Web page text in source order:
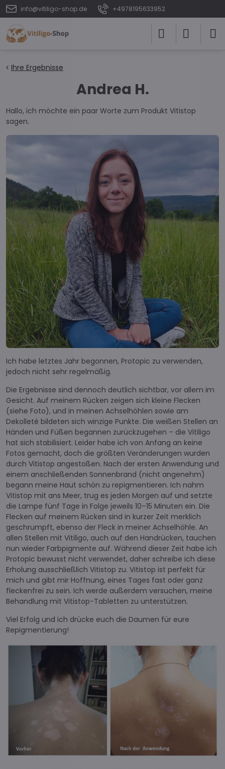
info@vitiligo-shop.de +4978195633952
Ihre Ergebnisse
Andrea H.
Hallo, ich möchte ein paar Worte zum Produkt Vitistop
sagen.
Ich habe letztes Jahr begonnen, Protopic zu verwenden,
jedoch nicht sehr regelmäßig.
Die Ergebnisse sind dennoch deutlich sichtbar, vor allem im
Gesicht. Auf meinem Rücken zeigen sich kleine Flecken
(siehe Foto), und in meinen Achselhöhlen sowie am
Dekolleté bildeten sich winzige Punkte. Die weißen Stellen an
Händen und Füßen begannen zurückzugehen – die Vitiligo
hat sich stabilisiert. Leider habe ich von Anfang an keine
Fotos gemacht, doch die größten Veränderungen wurden
durch Vitistop angestoßen. Nach der ersten Anwendung und
einem anschließenden Sonnenbrand (nicht angenehm)
begann meine Haut schön zu repigmentieren. Ich nahm
Vitistop mit ans Meer, trug es jeden Morgen auf und setzte
die Lampe fünf Tage in Folge jeweils 10–15 Minuten ein. Die
Flecken auf meinem Rücken sind in kurzer Zeit merklich
geschrumpft, ebenso der Fleck in meiner Achselhöhle. An
allen Stellen mit Vitiligo, auch auf den Handrücken, tauchen
nun wieder Farbpigmente auf. Während dieser Zeit habe ich
Protopic bewusst nicht verwendet, daher schreibe ich diese
Erholung ausschließlich Vitistop zu. Vitistop ist perfekt für
mich und gibt mir Hoffnung, eines Tages fast oder ganz
fleckenfrei zu sein. Ich werde außerdem versuchen, meine
Behandlung mit Vitistop-Tabletten zu unterstützen.
Viel Erfolg und ich drücke euch die Daumen für eure
Repigmentierung!